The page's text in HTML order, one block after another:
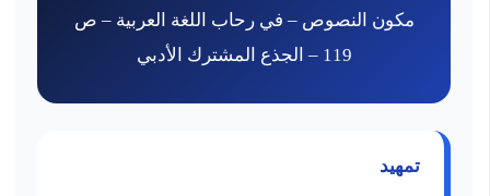
مكون النصوص – في رحاب اللغة العربية – ص
119 – الجذع المشترك الأدبي
تمهيد